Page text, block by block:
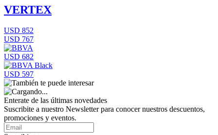
VERTEX
USD 852
USD 767
USD 682
USD 597
Enterate de las últimas novedades
Suscribite a nuestro Newsletter para conocer nuestros descuentos,
promociones y eventos.